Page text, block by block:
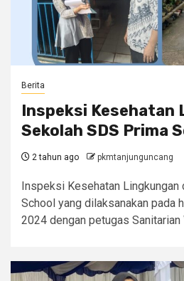
Berita
Inspeksi Kesehatan
Sekolah SDS Prima
2 tahun ago pkmtanjunguncang
Inspeksi Kesehatan Lingkungan
School yang dilaksanakan pada
2024 dengan petugas Sanitarian